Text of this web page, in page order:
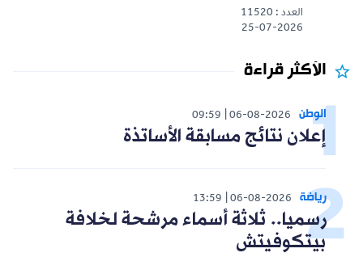
العدد : 11520
25-07-2026
الأكثر قراءة
الوطن 06-08-2026
09:59
إعلان نتائج مسابقة الأساتذة
رياضة 06-08-2026
13:59
رسميا.. ثلاثة أسماء مرشحة لخلافة
بيتكوفيتش